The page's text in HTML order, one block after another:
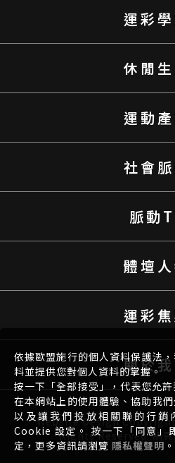
運彩
休閒
運動
社會
脈動
體壇
運彩
關於
Website DesignCopyright
Rights Reserved.網
依據歐盟施行的個人資料保護法
料並提供您對個人資料的掌握。
按一下「全部接受」，代表您允
在本網站上的使用體驗、協助我
以及讓我們投放相關聯的行銷
Cookie 設定。 按一下「同意」
定，更多資訊請瀏覽 隱私權聲明 。